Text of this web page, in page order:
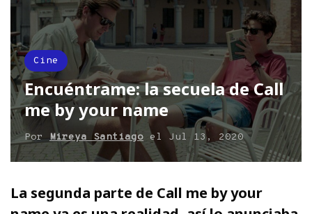
Cine
Encuéntrame: la secuela de Call
me by your name
Por Mireya Santiago el Jul 13, 2020
La segunda parte de Call me by your